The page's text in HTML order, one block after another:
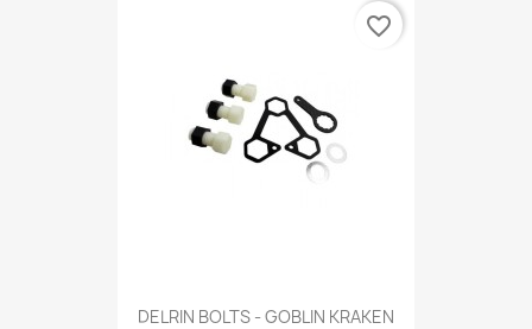
DELRIN BOLTS - GOBLIN KRAKEN
favorite_border